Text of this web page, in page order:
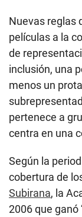
Nuevas reglas
películas a la
de
inclusión, una
menos un
pertenece a
centra en una
Según la
cobertura de
Subirana, la
2006 que ganó